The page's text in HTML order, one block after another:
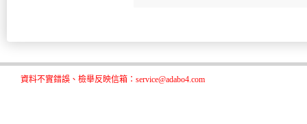
資料不實錯誤、檢舉反映信箱：service@adabo4.com